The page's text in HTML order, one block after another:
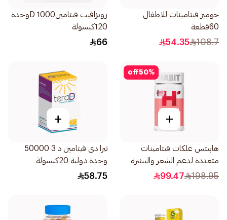
جوميز قيتامينات للاطفال
60قطعة
108.7
54.35
رونزافيت فيتامينD 1000وحدة
120كبسولة
66
50%
off
+
هابيتس علكات فيتامينات
متعددة لدعم الشعر والبشرة
والأظافر 60قطعة
198.95
99.47
+
تيرا دى فيتامين د 3 50000
وحدة دولية 20كبسولة
58.75